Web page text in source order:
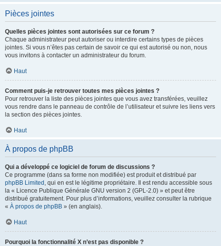
Pièces jointes
Quelles pièces jointes sont autorisées sur ce forum ?
Chaque administrateur peut autoriser ou interdire certains types de pièces
jointes. Si vous n’êtes pas certain de savoir ce qui est autorisé ou non, nous
vous invitons à contacter un administrateur du forum.
Haut
Comment puis-je retrouver toutes mes pièces jointes ?
Pour retrouver la liste des pièces jointes que vous avez transférées, veuillez
vous rendre dans le panneau de contrôle de l’utilisateur et suivre les liens vers
la section des pièces jointes.
Haut
À propos de phpBB
Qui a développé ce logiciel de forum de discussions ?
Ce programme (dans sa forme non modifiée) est produit et distribué par
phpBB Limited , qui en est le légitime propriétaire. Il est rendu accessible sous
la « Licence Publique Générale GNU version 2 (GPL-2.0) » et peut être
distribué gratuitement. Pour plus d’informations, veuillez consulter la rubrique
« À propos de phpBB » (en anglais).
Haut
Pourquoi la fonctionnalité X n’est pas disponible ?